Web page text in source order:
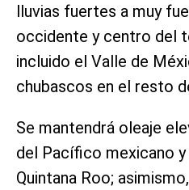
lluvias fuertes a muy
occidente y centro del
incluido el Valle de
chubascos en el resto
Se mantendrá oleaje
del Pacífico mexicano
Quintana Roo;